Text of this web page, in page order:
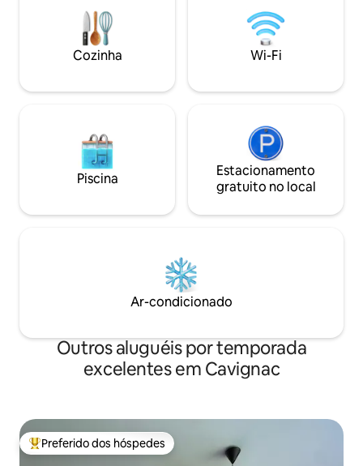
propriedade de 5 acres não está
totalmente cercada e que há galinhas
criadas ao ar livre. Há um carregador
para carros elétricos, a taxa é de 10€
silêncio e aproveite! Temos três
na propriedade -
Cozinha Wi-Fi
Piscina
Estacionamento
gratuito no local
Ar-condicionado
Outros aluguéis por temporada
excelentes em Cavignac
Entre os melhores preferidos dos hóspedes
Preferido dos hóspedes